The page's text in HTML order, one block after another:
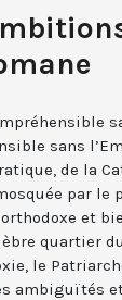
sans
de la
par le
et
quartier
le
ambiguïtés